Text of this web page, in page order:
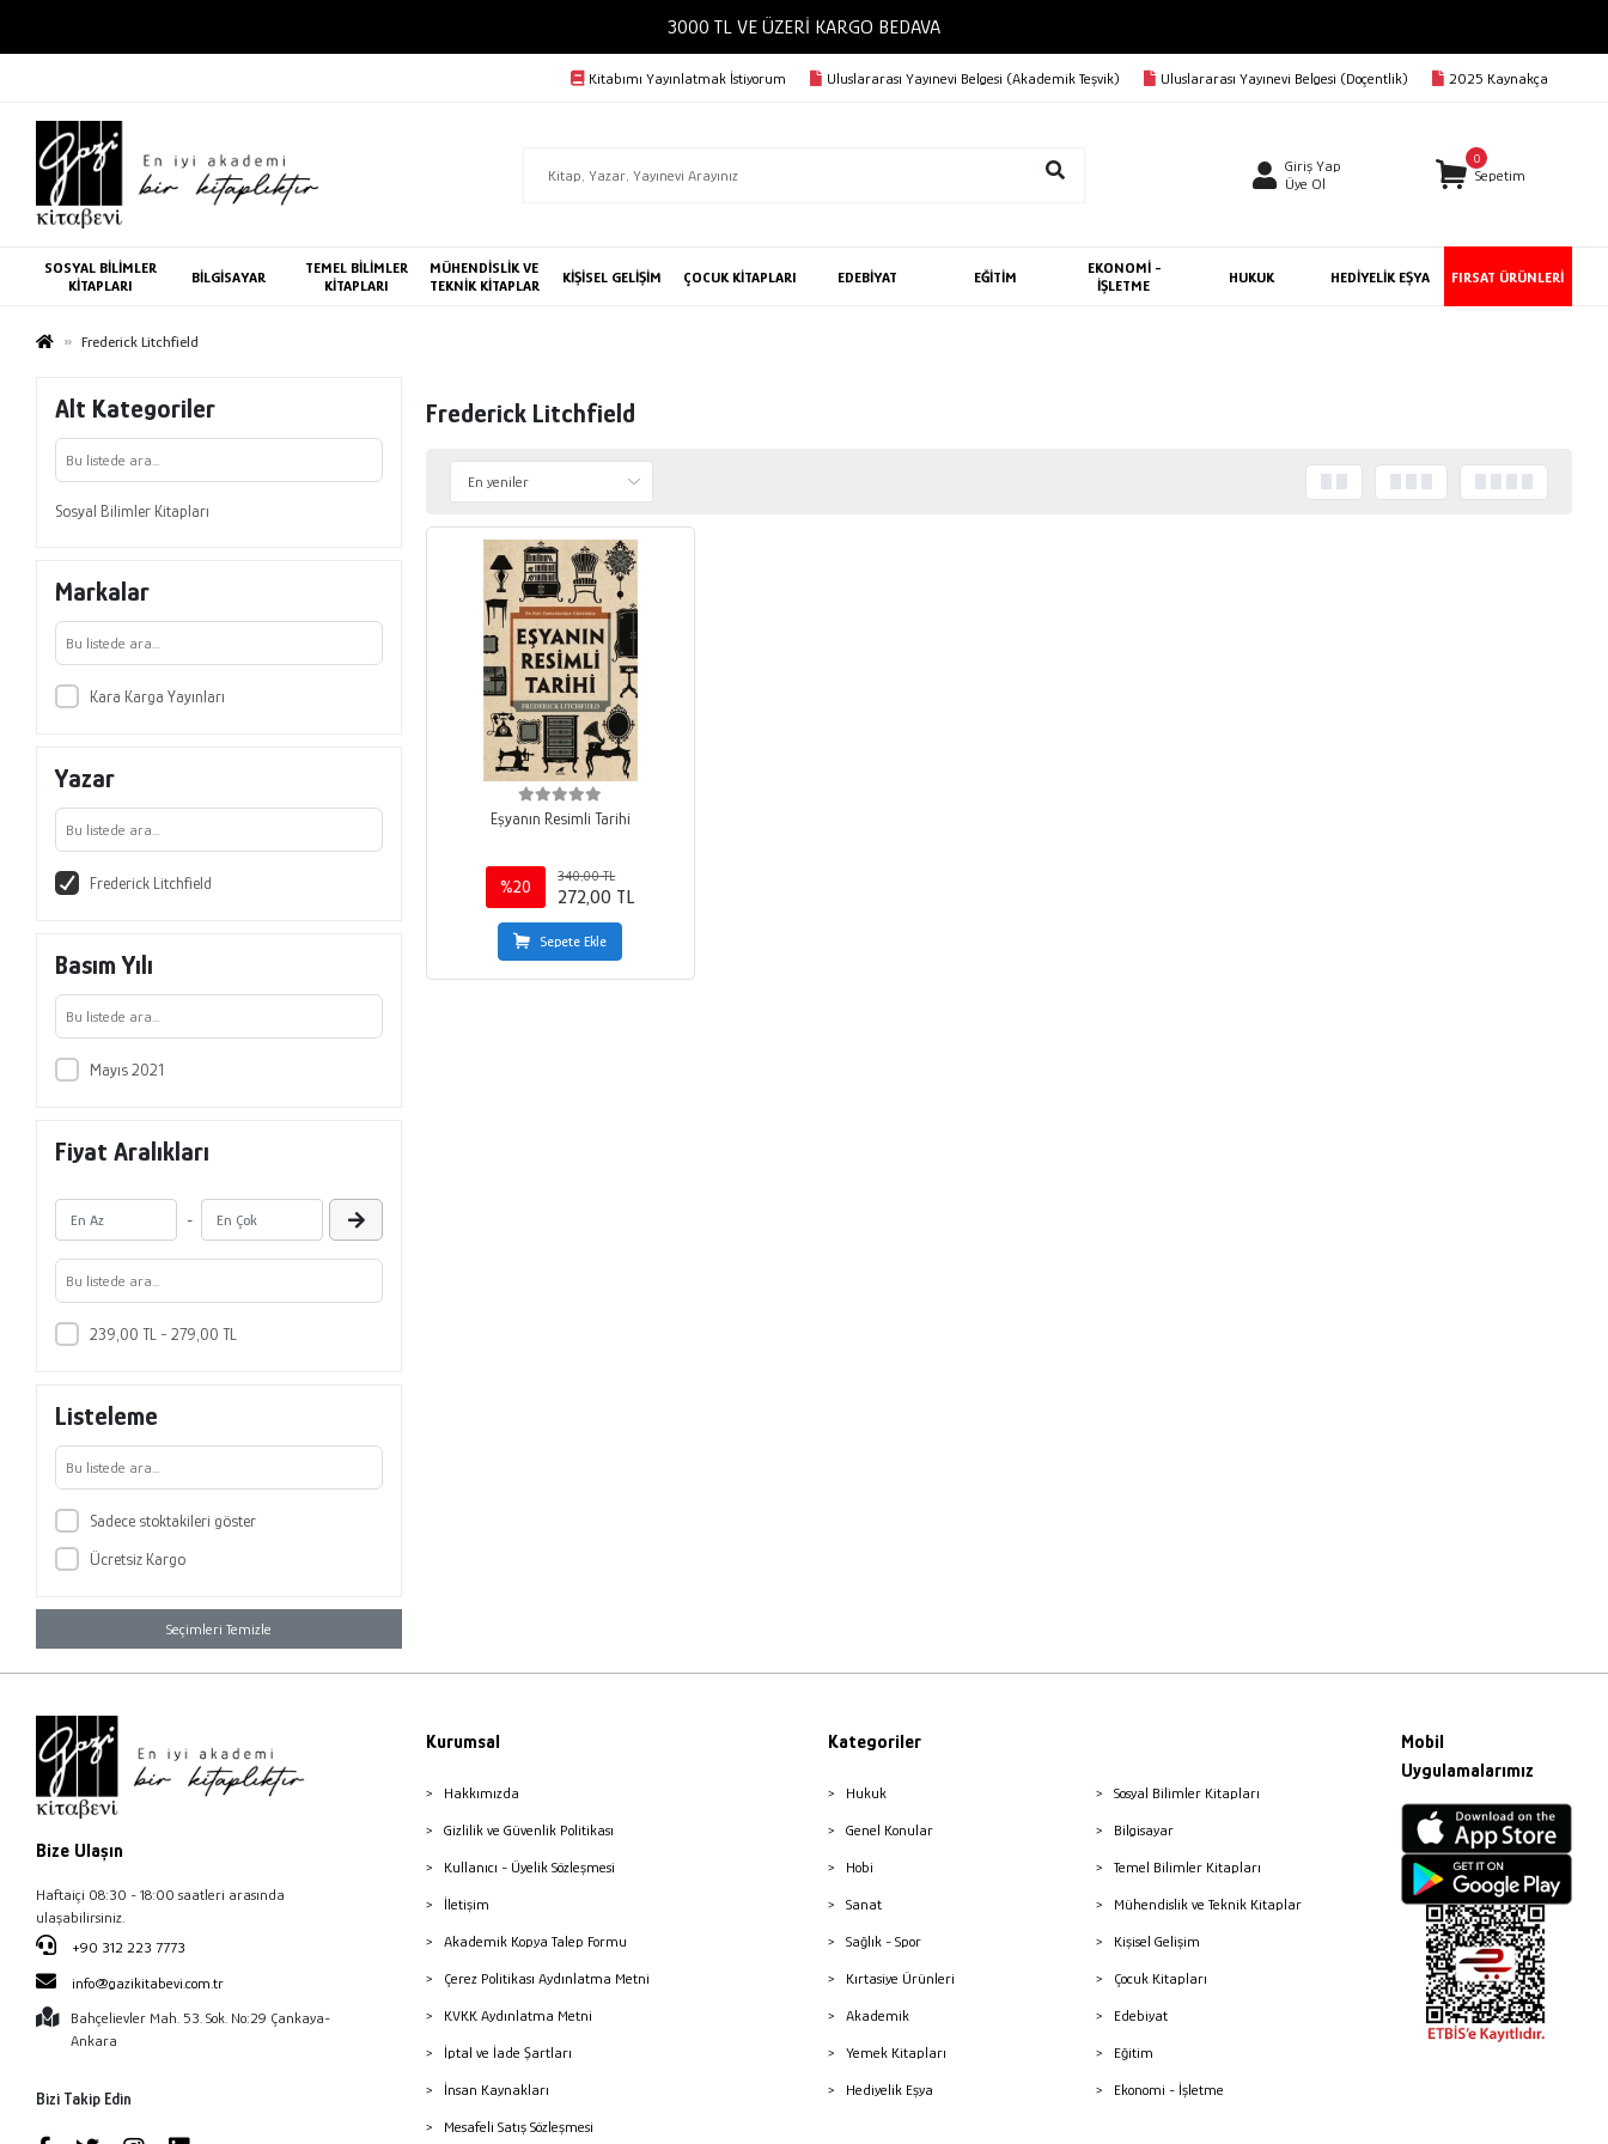
3000 TL VE ÜZERİ KARGO BEDAVA
Kitabımı Yayınlatmak İstiyorum Uluslararası Yayınevi Belgesi (Akademik Teşvik) Uluslararası Yayınevi Belgesi (Doçentlik) 2025 Kaynakça
Giriş Yap
Üye Ol
0
Sepetim
SOSYAL BİLİMLER
KİTAPLARI
BİLGİSAYAR
TEMEL BİLİMLER
KİTAPLARI
MÜHENDİSLİK VE
TEKNİK KİTAPLAR
KİŞİSEL GELİŞİM ÇOCUK KİTAPLARI EDEBİYAT EĞİTİM
EKONOMİ -
İŞLETME
HUKUK HEDİYELİK EŞYA FIRSAT ÜRÜNLERİ
Frederick Litchfield
Alt Kategoriler
Sosyal Bilimler Kitapları
Markalar
Kara Karga Yayınları
Yazar
Frederick Litchfield
Basım Yılı
Mayıs 2021
Fiyat Aralıkları
-
239,00 TL - 279,00 TL
Listeleme
Sadece stoktakileri göster
Ücretsiz Kargo
Seçimleri Temizle
Frederick Litchfield
Eşyanın Resimli Tarihi
%20
340,00 TL
272,00 TL
Sepete Ekle
Bize Ulaşın
Haftaiçi 08:30 - 18:00 saatleri arasında
ulaşabilirsiniz.
+90 312 223 7773
info@gazikitabevi.com.tr
Bahçelievler Mah. 53. Sok. No:29 Çankaya-
Ankara
Bizi Takip Edin
Kurumsal
Hakkımızda
Gizlilik ve Güvenlik Politikası
Kullanıcı - Üyelik Sözleşmesi
İletişim
Akademik Kopya Talep Formu
Çerez Politikası Aydınlatma Metni
KVKK Aydınlatma Metni
İptal ve İade Şartları
İnsan Kaynakları
Mesafeli Satış Sözleşmesi
Kategoriler
Hukuk
Genel Konular
Hobi
Sanat
Sağlık - Spor
Kırtasiye Ürünleri
Akademik
Yemek Kitapları
Hediyelik Eşya
Sosyal Bilimler Kitapları
Bilgisayar
Temel Bilimler Kitapları
Mühendislik ve Teknik Kitaplar
Kişisel Gelişim
Çocuk Kitapları
Edebiyat
Eğitim
Ekonomi - İşletme
Mobil
Uygulamalarımız